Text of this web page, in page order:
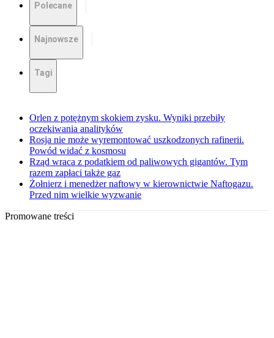
Polecane
Najnowsze
Tagi
Orlen z potężnym skokiem zysku. Wyniki przebiły
oczekiwania analityków
Rosja nie może wyremontować uszkodzonych rafinerii.
Powód widać z kosmosu
Rząd wraca z podatkiem od paliwowych gigantów. Tym
razem zapłaci także gaz
Żołnierz i menedżer naftowy w kierownictwie Naftogazu.
Przed nim wielkie wyzwanie
Promowane treści